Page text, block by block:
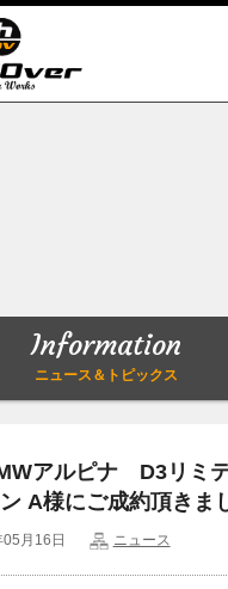
Information
ニュース＆トピックス
アルピナ D3リミ
A様にご成約頂きま
月16日 ニュース